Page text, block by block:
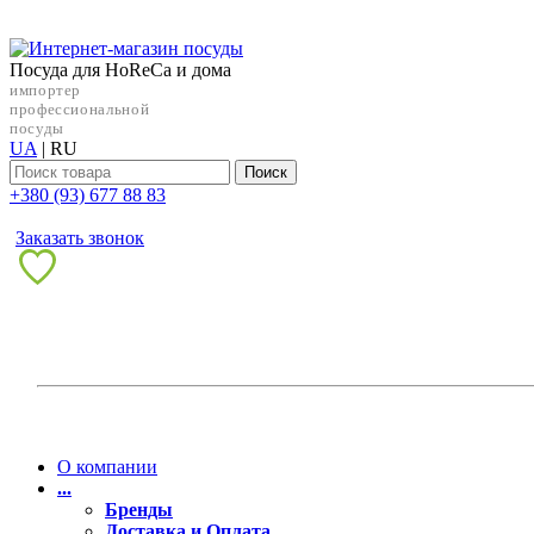
Посуда для HoReCa и дома
импортер
профессиональной
посуды
UA | RU
Поиск
+38‎0 (93) 677 88 83
Заказать звонок
О компании
...
Бренды